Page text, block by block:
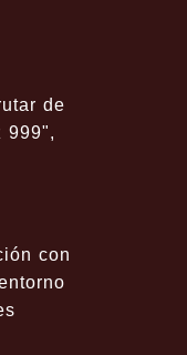
de
999",
con